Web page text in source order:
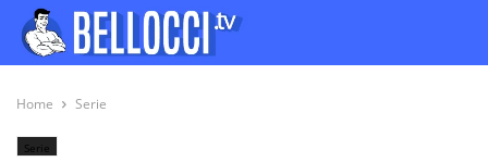
Home Serie
Serie